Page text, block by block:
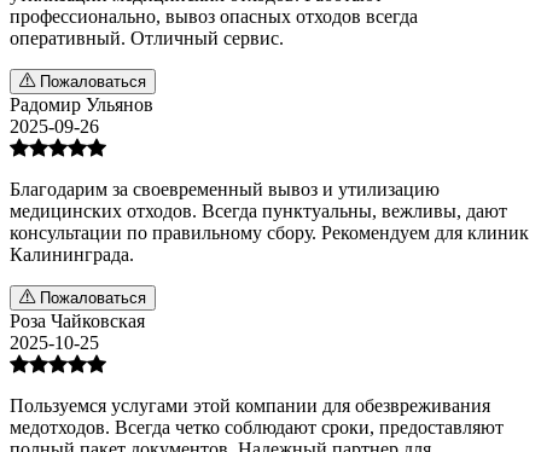
профессионально, вывоз опасных отходов всегда
оперативный. Отличный сервис.
Пожаловаться
Радомир Ульянов
2025-09-26
Благодарим за своевременный вывоз и утилизацию
медицинских отходов. Всегда пунктуальны, вежливы, дают
консультации по правильному сбору. Рекомендуем для клиник
Калининграда.
Пожаловаться
Роза Чайковская
2025-10-25
Пользуемся услугами этой компании для обезвреживания
медотходов. Всегда четко соблюдают сроки, предоставляют